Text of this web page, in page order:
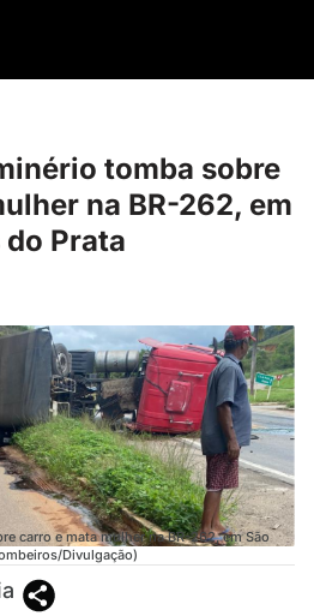
tomba sobre
na BR-262, em
Prata
carro e mata mulher na BR-262, em São
Divulgação)